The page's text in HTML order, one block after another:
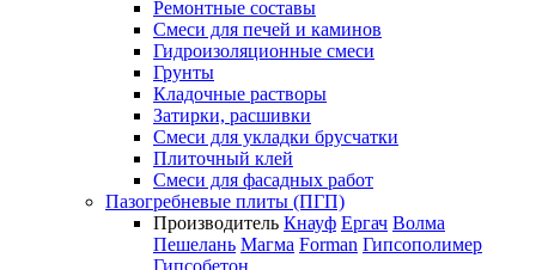
Ремонтные составы
Смеси для печей и каминов
Гидроизоляционные смеси
Грунты
Кладочные растворы
Затирки, расшивки
Смеси для укладки брусчатки
Плиточный клей
Смеси для фасадных работ
Пазогребневые плиты (ПГП)
Производитель Кнауф Ергач Волма
Пешелань Магма Forman Гипсополимер
Гипсобетон